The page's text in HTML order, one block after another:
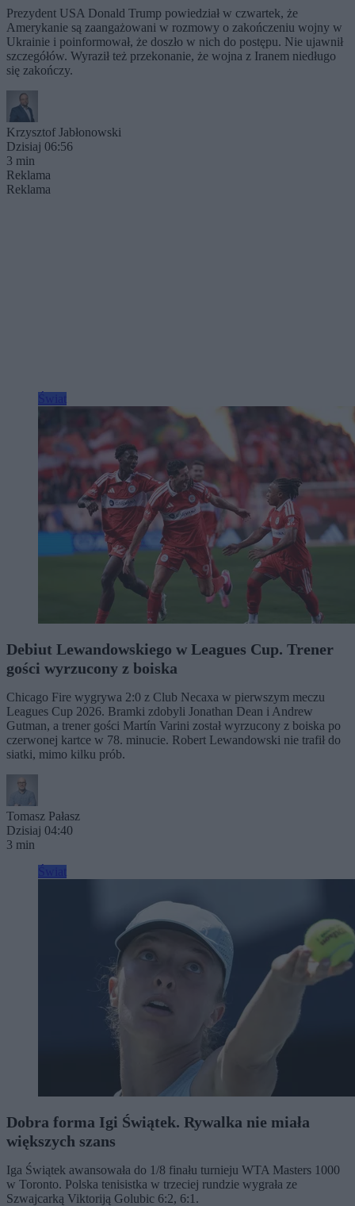
Prezydent USA Donald Trump powiedział w czwartek, że
Amerykanie są zaangażowani w rozmowy o zakończeniu wojny w
Ukrainie i poinformował, że doszło w nich do postępu. Nie ujawnił
szczegółów. Wyraził też przekonanie, że wojna z Iranem niedługo
się zakończy.
Krzysztof Jabłonowski
Dzisiaj 06:56
3 min
Reklama
Reklama
Debiut Lewandowskiego w Leagues Cup. Trener
gości wyrzucony z boiska
Chicago Fire wygrywa 2:0 z Club Necaxa w pierwszym meczu
Leagues Cup 2026. Bramki zdobyli Jonathan Dean i Andrew
Gutman, a trener gości Martín Varini został wyrzucony z boiska po
czerwonej kartce w 78. minucie. Robert Lewandowski nie trafił do
siatki, mimo kilku prób.
Tomasz Pałasz
Dzisiaj 04:40
3 min
Dobra forma Igi Świątek. Rywalka nie miała
większych szans
Iga Świątek awansowała do 1/8 finału turnieju WTA Masters 1000
w Toronto. Polska tenisistka w trzeciej rundzie wygrała ze
Szwajcarką Viktoriją Golubic 6:2, 6:1.